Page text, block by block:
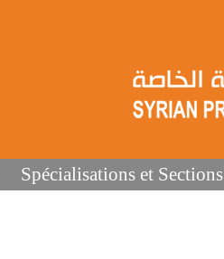
Spécialisations et Sections